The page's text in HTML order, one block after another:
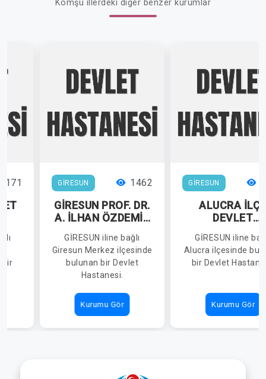
Komşu illerdeki diğer benzer kurumlar
bir
GİRESUN 1462
GİRESUN PROF. DR.
A. İLHAN ÖZDEMİR
HASTANESİ
GİRESUN iline bağlı
Giresun Merkez ilçesinde
bulunan bir Devlet
Hastanesi.
Kurumu Gör
GİRESUN
ALUCRA İLÇE
DEVLET
GİRESUN iline
Alucra ilçesinde
bir Devlet
Kurumu Gör